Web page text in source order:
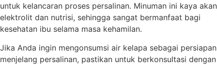
untuk kelancaran proses persalinan. Minuman ini kaya akan
elektrolit dan nutrisi, sehingga sangat bermanfaat bagi
kesehatan ibu selama masa kehamilan.
Jika Anda ingin mengonsumsi air kelapa sebagai persiapan
menjelang persalinan, pastikan untuk berkonsultasi dengan